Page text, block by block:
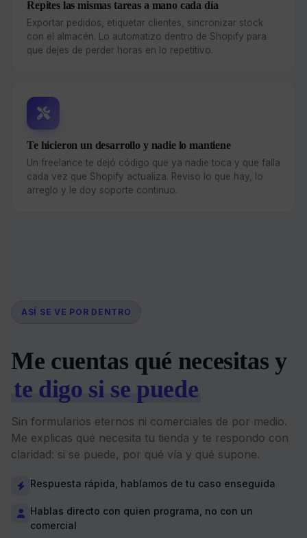
Repites las mismas tareas a mano cada día
Exportar pedidos, etiquetar clientes, sincronizar stock
con el almacén. Lo automatizo dentro de Shopify para
que dejes de perder horas en lo repetitivo.
Te hicieron un desarrollo y nadie lo mantiene
Un freelance te dejó código que ya nadie toca y que falla
cada vez que Shopify actualiza. Reviso lo que hay, lo
arreglo y le doy soporte continuo.
ASÍ SE VE POR DENTRO
Me cuentas qué necesitas y
te digo si se puede
Sin formularios eternos ni comerciales de por medio.
Me explicas qué necesita tu tienda y te respondo con
claridad: si se puede, por qué vía y qué supone.
Respuesta rápida, hablamos de tu caso enseguida
Hablas directo con quien programa, no con un
comercial